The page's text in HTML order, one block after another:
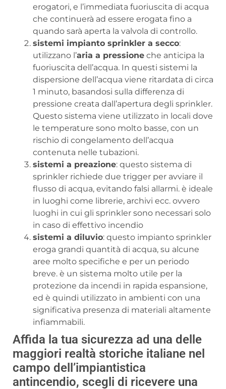
erogatori, e l’immediata fuoriuscita di acqua
che continuerà ad essere erogata fino a
quando sarà aperta la valvola di controllo.
sistemi impianto sprinkler a secco:
utilizzano l’aria a pressione che anticipa la
fuoriuscita dell’acqua. In questi sistemi la
dispersione dell’acqua viene ritardata di circa
1 minuto, basandosi sulla differenza di
pressione creata dall’apertura degli sprinkler.
Questo sistema viene utilizzato in locali dove
le temperature sono molto basse, con un
rischio di congelamento dell’acqua
contenuta nelle tubazioni.
sistemi a preazione: questo sistema di
sprinkler richiede due trigger per avviare il
flusso di acqua, evitando falsi allarmi. è ideale
in luoghi come librerie, archivi ecc. ovvero
luoghi in cui gli sprinkler sono necessari solo
in caso di effettivo incendio
sistemi a diluvio: questo impianto sprinkler
eroga grandi quantità di acqua, su alcune
aree molto specifiche e per un periodo
breve. è un sistema molto utile per la
protezione da incendi in rapida espansione,
ed è quindi utilizzato in ambienti con una
significativa presenza di materiali altamente
infiammabili.
Affida la tua sicurezza ad una delle
maggiori realtà storiche italiane nel
campo dell’impiantistica
antincendio, scegli di ricevere una